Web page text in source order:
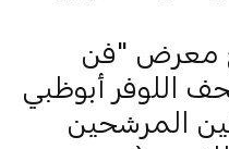
معرض "فن
متحف اللوفر أبوظبي
المرشحين